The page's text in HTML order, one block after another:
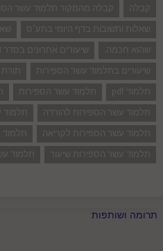
קבלה
קבלה מהמקור תלמוד עשר
שאלות ותשובות בדף היומי בתע"ס
שהוא חכמה.
שיעורים אחרונים בסדר
שיעורים בתלמוד עשר הספירות
תלמוד pdf
תלמוד עשר הספירות
תלמוד עשר הספירות להורדה
תלמוד עשר הספירות לקריאה
תלמוד עשר הספירות שיעור
תלמוד
תרומה ושותפות